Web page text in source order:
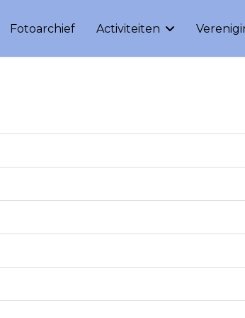
Fotoarchief Activiteiten